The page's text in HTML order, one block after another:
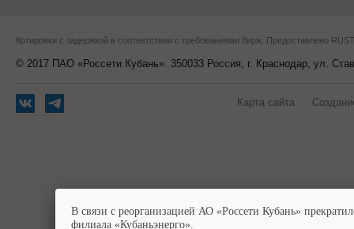
Котировки с задержкой в соответствии с требованиями бирж. Предоставлено
© 2017 ПАО «Россети Кубань». 350033 Россия, г. Краснодар, ул.
Карта сайта
В связи с реорганизацией АО «Россети Кубань»
филиала «Кубаньэнерго».